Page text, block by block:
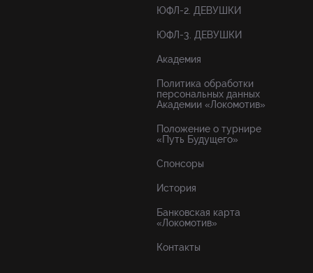
ЮФЛ-2. ДЕВУШКИ
ЮФЛ-3. ДЕВУШКИ
Академия
Политика обработки
персональных данных
Академии «Локомотив»
Положение о турнире
«Путь Будущего»
Спонсоры
История
Банковская карта
«Локомотив»
Контакты